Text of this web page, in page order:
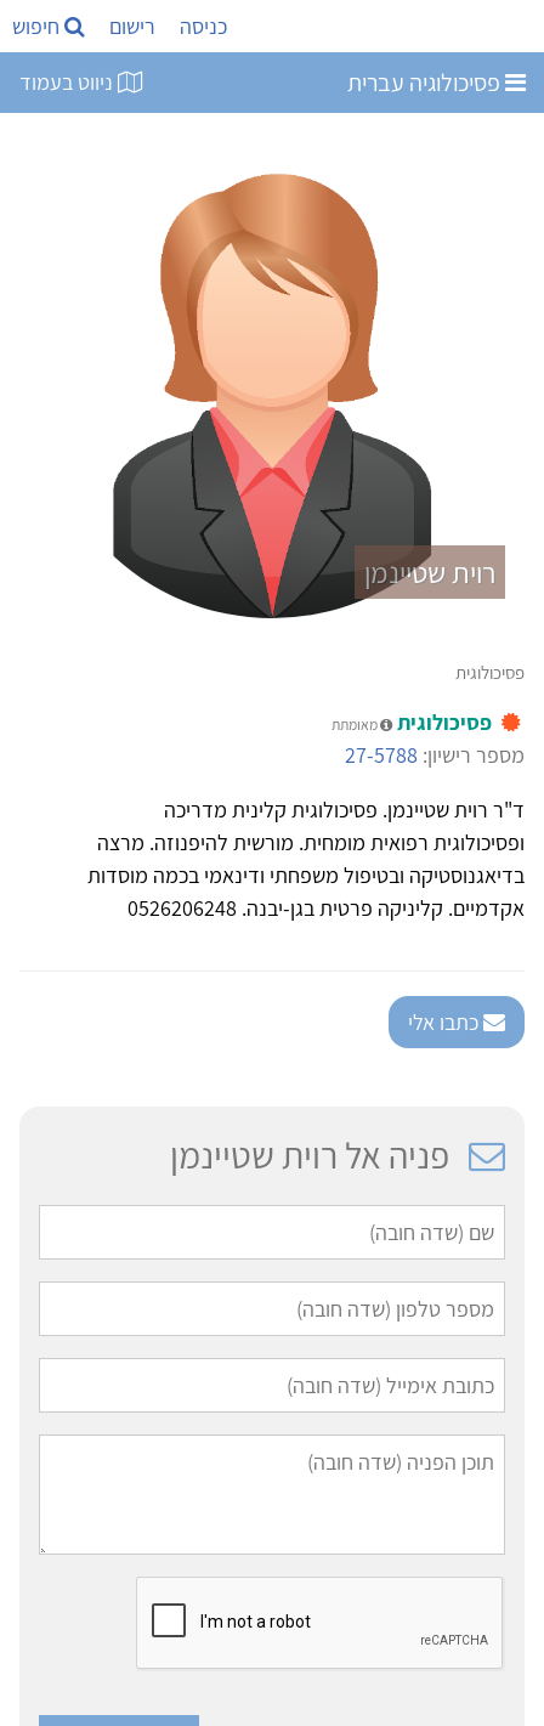
כניסה רישום חיפוש
פסיכולוגיה עברית ניווט בעמוד
רוית שטיינמן
פסיכולוגית
פסיכולוגית מאומתת
מספר רישיון: 27-5788
ד"ר רוית שטיינמן. פסיכולוגית קלינית מדריכה
ופסיכולוגית רפואית מומחית. מורשית להיפנוזה. מרצה
בדיאגנוסטיקה ובטיפול משפחתי ודינאמי בכמה מוסדות
אקדמיים. קליניקה פרטית בגן-יבנה. 0526206248
כתבו אלי
פניה אל רוית שטיינמן